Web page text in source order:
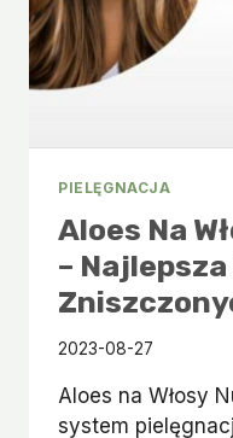
PIELĘGNACJA
Aloes Na
–
2023-08-27
Aloes na Włosy
system